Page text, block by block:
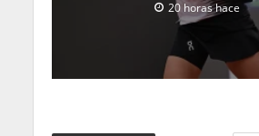
20 horas hace